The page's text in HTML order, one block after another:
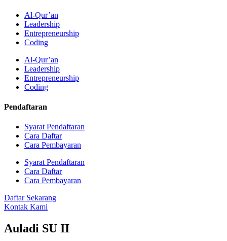
Al-Qur’an
Leadership
Entrepreneurship
Coding
Al-Qur’an
Leadership
Entrepreneurship
Coding
Pendaftaran
Syarat Pendaftaran
Cara Daftar
Cara Pembayaran
Syarat Pendaftaran
Cara Daftar
Cara Pembayaran
Daftar Sekarang
Kontak Kami
Auladi SU II